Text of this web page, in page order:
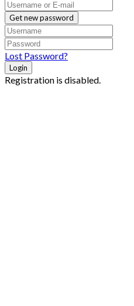
Get new password
Lost Password?
Login
Registration is disabled.